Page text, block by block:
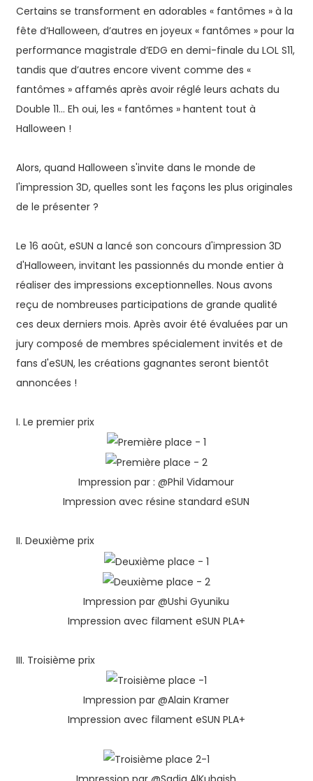
Certains se transforment en adorables « fantômes » à la
fête d’Halloween, d’autres en joyeux « fantômes » pour la
performance magistrale d’EDG en demi-finale du LOL S11,
tandis que d’autres encore vivent comme des «
fantômes » affamés après avoir réglé leurs achats du
Double 11… Eh oui, les « fantômes » hantent tout à
Halloween !
Alors, quand Halloween s'invite dans le monde de
l'impression 3D, quelles sont les façons les plus originales
de le présenter ?
Le 16 août, eSUN a lancé son concours d'impression 3D
d'Halloween, invitant les passionnés du monde entier à
réaliser des impressions exceptionnelles. Nous avons
reçu de nombreuses participations de grande qualité
ces deux derniers mois. Après avoir été évaluées par un
jury composé de membres spécialement invités et de
fans d'eSUN, les créations gagnantes seront bientôt
annoncées !
I. Le premier prix
Impression par : @Phil Vidamour
Impression avec résine standard eSUN
II. Deuxième prix
Impression par @Ushi Gyuniku
Impression avec filament eSUN PLA+
III. Troisième prix
Impression par @Alain Kramer
Impression avec filament eSUN PLA+